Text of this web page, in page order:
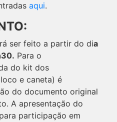
aqui.
ser feito a partir do dia
Para o
do kit dos
e caneta) é
do documento original
A apresentação do
participação em